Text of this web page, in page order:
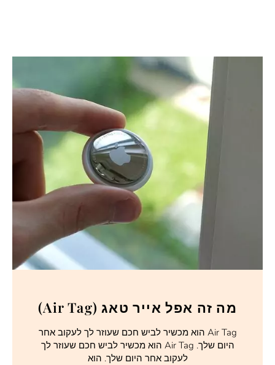
מה זה אפל אייר טאג (Air Tag)
Air Tag הוא מכשיר לביש חכם שעוזר לך לעקוב אחר
היום שלך. Air Tag הוא מכשיר לביש חכם שעוזר לך
לעקוב אחר היום שלך. הוא